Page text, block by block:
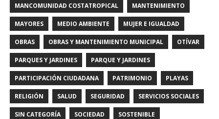
MANCOMUNIDAD COSTATROPICAL MANTENIMIENTO
MAYORES MEDIO AMBIENTE MUJER E IGUALDAD
OBRAS OBRAS Y MANTENIMIENTO MUNICIPAL OTÍVAR
PARQUES Y JARDINES PARQUE Y JARDINES
PARTICIPACIÓN CIUDADANA PATRIMONIO PLAYAS
RELIGIÓN SALUD SEGURIDAD SERVICIOS SOCIALES
SIN CATEGORÍA SOCIEDAD SOSTENIBLE